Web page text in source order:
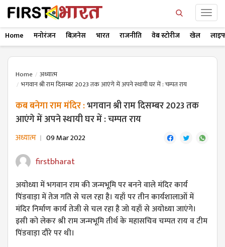
Home मनोरंजन बिज़नेस भारत राजनीति वेब स्टोरीज खेल
Home
अध्यात्म
भगवान श्री राम दिसम्बर 2023 तक आएंगे में अपने स्थायी घर में : चम्पत राय
कब बनेगा राम मंदिर :भगवान श्री राम दिसम्बर 2023 तक
आएंगे में अपने स्थायी घर में : चम्पत राय
अध्यात्म 09 Mar 2022
firstbharat
अयोध्या में भगवान राम की जन्मभूमि पर बनने वाले मंदिर कार्य
पिंडवाड़ा में तेज गति से चल रहा है। यहाँ पर तीन कार्यशालाओं में
मंदिर निर्माण कार्य तेजी से चल रहा है जो यहाँ से अयोध्या जाएंगे।
इसी को लेकर श्री राम जन्मभूमि तीर्थ के महासचिव चम्पत राय व टीम
पिंडवाड़ा दौरे पर थी।